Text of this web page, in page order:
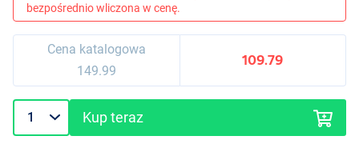
bezpośrednio wliczona w cenę.
Cena katalogowa
149.99
109.79
Kup teraz